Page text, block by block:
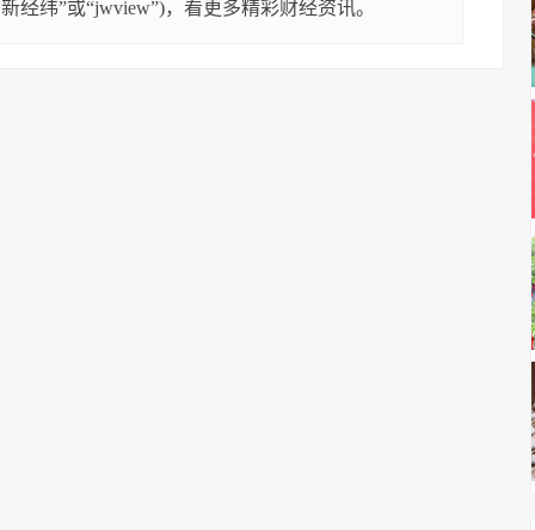
经纬”或“jwview”)，看更多精彩财经资讯。